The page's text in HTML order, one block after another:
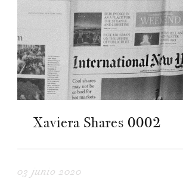
Xaviera Shares 0002
03 junio 2020